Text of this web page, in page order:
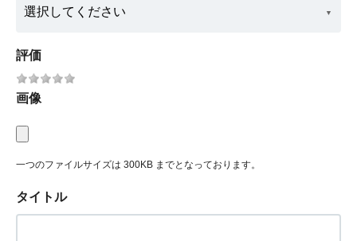
評価
画像
一つのファイルサイズは 300KB までとなっております。
タイトル